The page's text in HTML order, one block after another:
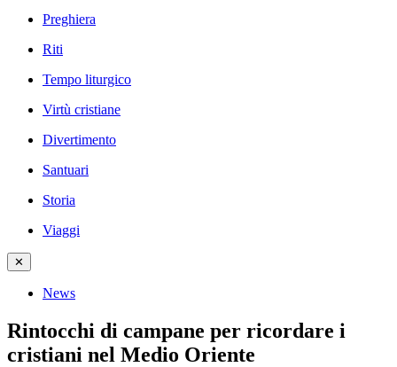
Preghiera
Riti
Tempo liturgico
Virtù cristiane
Divertimento
Santuari
Storia
Viaggi
✕
News
Rintocchi di campane per ricordare i
cristiani nel Medio Oriente